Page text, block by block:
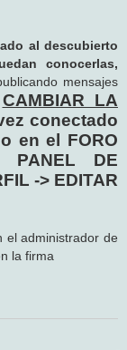
al descubierto
conocerlas,
mensajes
CAMBIAR LA
conectado
en el FORO
PANEL DE
-> EDITAR
el administrador de
la firma